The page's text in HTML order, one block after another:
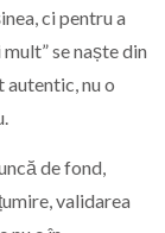
ci pentru a
se naște din
autentic, nu o
de fond,
validarea